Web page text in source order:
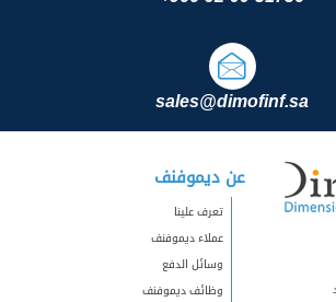
sales@dimofinf.sa
عن ديموفنف
تعرف علينا
عملاء ديموفنف
وسائل الدفع
وظائف ديموفنف